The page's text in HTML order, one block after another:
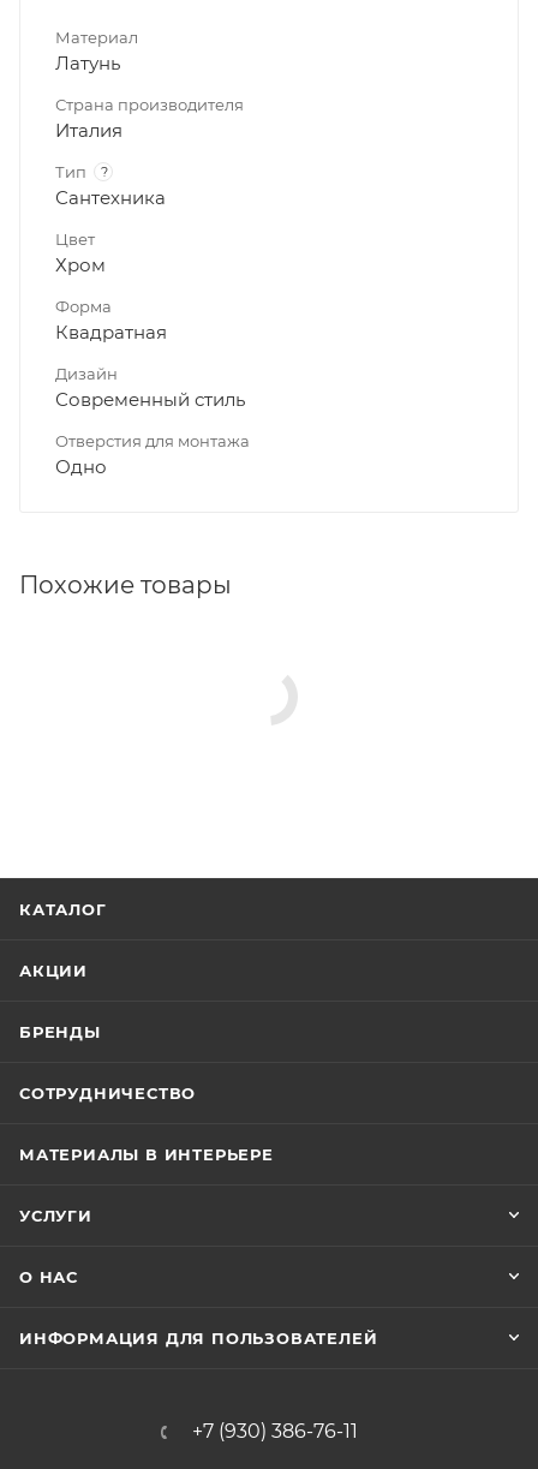
Материал
Латунь
Страна производителя
Италия
Тип ?
Сантехника
Цвет
Хром
Форма
Квадратная
Дизайн
Современный стиль
Отверстия для монтажа
Одно
Похожие товары
КАТАЛОГ
АКЦИИ
БРЕНДЫ
СОТРУДНИЧЕСТВО
МАТЕРИАЛЫ В ИНТЕРЬЕРЕ
УСЛУГИ
О НАС
ИНФОРМАЦИЯ ДЛЯ ПОЛЬЗОВАТЕЛЕЙ
+7 (930) 386-76-11